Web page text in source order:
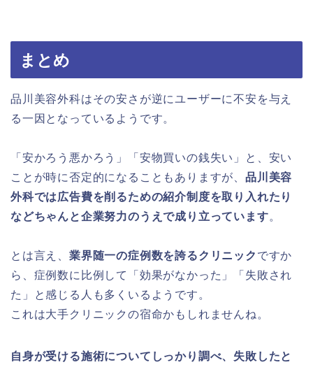
まとめ
品川美容外科はその安さが逆にユーザーに不安を与え
る一因となっているようです。
「安かろう悪かろう」「安物買いの銭失い」と、安い
ことが時に否定的になることもありますが、 品川美容
外科では広告費を削るための紹介制度を取り入れたり
などちゃんと企業努力のうえで成り立っています。
とは言え、 業界随一の症例数を誇るクリニック ですか
ら、症例数に比例して「効果がなかった」「失敗され
た」と感じる人も多くいるようです。
これは大手クリニックの宿命かもしれませんね。
自身が受ける施術についてしっかり調べ、失敗したと